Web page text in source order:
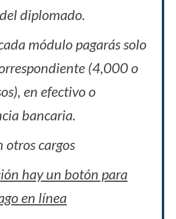
diplomado.
módulo pagarás solo
(4,000 o
en efectivo o
bancaria.
otros cargos
hay un botón para
en línea